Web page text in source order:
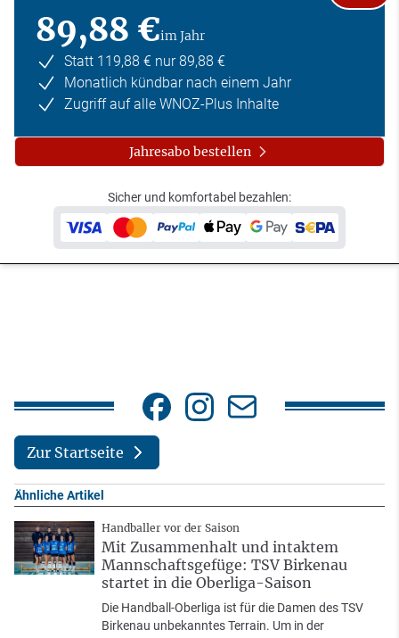
89,88 €im Jahr
Statt 119,88 € nur 89,88 €
Monatlich kündbar nach einem Jahr
Zugriff auf alle WNOZ-Plus Inhalte
Jahresabo bestellen
Sicher und komfortabel bezahlen:
Zur Startseite
Ähnliche Artikel
Handballer vor der Saison
Mit Zusammenhalt und intaktem
Mannschaftsgefüge: TSV Birkenau
startet in die Oberliga-Saison
Die Handball-Oberliga ist für die Damen des TSV
Birkenau unbekanntes Terrain. Um in der